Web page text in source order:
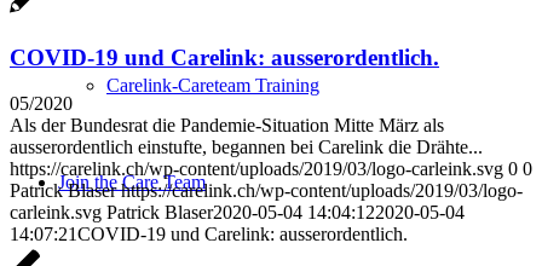
Carelink-Careteam Training
Join the Care Team
COVID-19 und Carelink: ausserordentlich.
05/2020
Als der Bundesrat die Pandemie-Situation Mitte März als
ausserordentlich einstufte, begannen bei Carelink die Drähte...
https://carelink.ch/wp-content/uploads/2019/03/logo-carleink.svg 0 0
Patrick Blaser https://carelink.ch/wp-content/uploads/2019/03/logo-
carleink.svg Patrick Blaser2020-05-04 14:04:122020-05-04
14:07:21COVID-19 und Carelink: ausserordentlich.